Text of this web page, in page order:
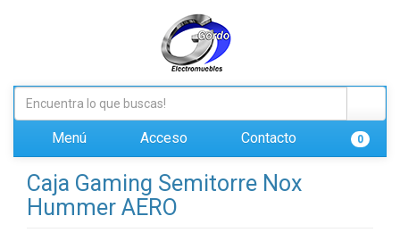
Menú Acceso Contacto 0
Caja Gaming Semitorre Nox
Hummer AERO